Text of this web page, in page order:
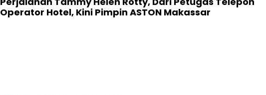
Operator Hotel, Kini Pimpin ASTON Makassar